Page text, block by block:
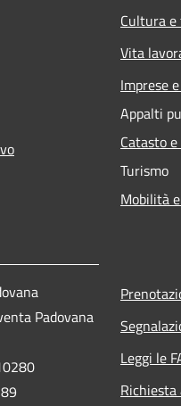
Cultura
Vita
Imprese
Appalti
Catasto
Turismo
Mobilità
Padovana
Leggi le